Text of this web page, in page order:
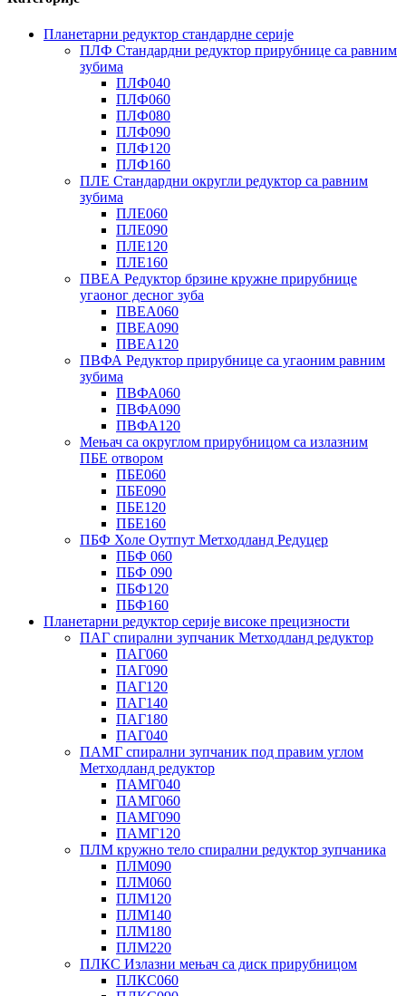
Планетарни редуктор стандардне серије
ПЛФ Стандардни редуктор прирубнице са равним
зубима
ПЛФ040
ПЛФ060
ПЛФ080
ПЛФ090
ПЛФ120
ПЛФ160
ПЛЕ Стандардни округли редуктор са равним
зубима
ПЛЕ060
ПЛЕ090
ПЛЕ120
ПЛЕ160
ПВЕА Редуктор брзине кружне прирубнице
угаоног десног зуба
ПВЕА060
ПВЕА090
ПВЕА120
ПВФА Редуктор прирубнице са угаоним равним
зубима
ПВФА060
ПВФА090
ПВФА120
Мењач са округлом прирубницом са излазним
ПБЕ отвором
ПБЕ060
ПБЕ090
ПБЕ120
ПБЕ160
ПБФ Холе Оутпут Метходланд Редуцер
ПБФ 060
ПБФ 090
ПБФ120
ПБФ160
Планетарни редуктор серије високе прецизности
ПАГ спирални зупчаник Метходланд редуктор
ПАГ060
ПАГ090
ПАГ120
ПАГ140
ПАГ180
ПАГ040
ПАМГ спирални зупчаник под правим углом
Метходланд редуктор
ПАМГ040
ПАМГ060
ПАМГ090
ПАМГ120
ПЛМ кружно тело спирални редуктор зупчаника
ПЛМ090
ПЛМ060
ПЛМ120
ПЛМ140
ПЛМ180
ПЛМ220
ПЛКС Излазни мењач са диск прирубницом
ПЛКС060